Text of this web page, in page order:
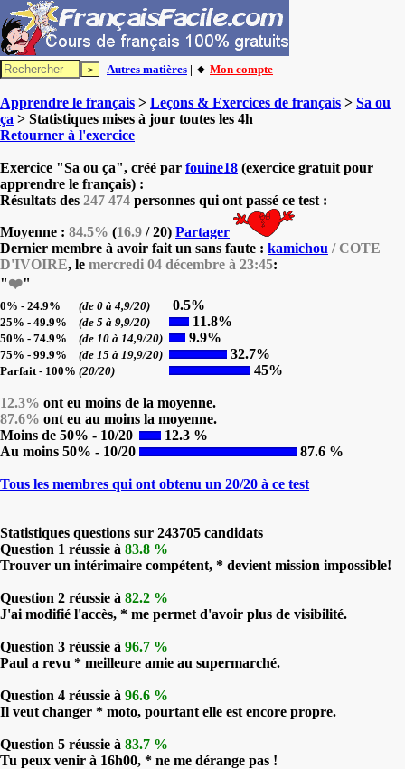
Autres matières | 🔸 Mon compte
Apprendre le français > Leçons & Exercices de français > Sa ou
ça > Statistiques mises à jour toutes les 4h
Retourner à l'exercice
Exercice "Sa ou ça", créé par fouine18 (exercice gratuit pour
apprendre le français) :
Résultats des 247 474 personnes qui ont passé ce test :
Moyenne : 84.5% (16.9 / 20) Partager
Dernier membre à avoir fait un sans faute : kamichou / COTE
D'IVOIRE, le mercredi 04 décembre à 23:45:
"❤️"
0% - 24.9% (de 0 à 4,9/20) 0.5%
25% - 49.9% (de 5 à 9,9/20) 11.8%
50% - 74.9% (de 10 à 14,9/20) 9.9%
75% - 99.9% (de 15 à 19,9/20) 32.7%
Parfait - 100% (20/20) 45%
12.3% ont eu moins de la moyenne.
87.6% ont eu au moins la moyenne.
Moins de 50% - 10/20
12.3 %
Au moins 50% - 10/20
87.6 %
Tous les membres qui ont obtenu un 20/20 à ce test
Statistiques questions sur 243705 candidats
Question 1 réussie à 83.8 %
Trouver un intérimaire compétent, * devient mission impossible!
Question 2 réussie à 82.2 %
J'ai modifié l'accès, * me permet d'avoir plus de visibilité.
Question 3 réussie à 96.7 %
Paul a revu * meilleure amie au supermarché.
Question 4 réussie à 96.6 %
Il veut changer * moto, pourtant elle est encore propre.
Question 5 réussie à 83.7 %
Tu peux venir à 16h00, * ne me dérange pas !